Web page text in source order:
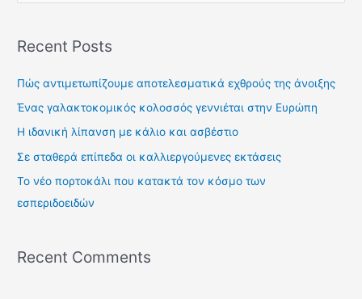
r
o
r
:
Recent Posts
Πώς αντιμετωπίζουμε αποτελεσματικά εχθρούς της άνοιξης
Ένας γαλακτοκομικός κολοσσός γεννιέται στην Ευρώπη
Η ιδανική λίπανση με κάλιο και ασβέστιο
Σε σταθερά επίπεδα οι καλλιεργούμενες εκτάσεις
Το νέο πορτοκάλι που κατακτά τον κόσμο των
εσπεριδοειδών
Recent Comments